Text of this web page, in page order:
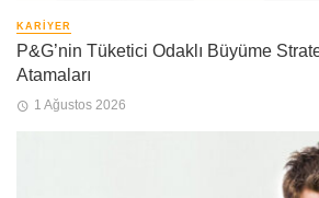
KARIYER
P&G’nin Tüketici Odaklı Büyüme
Atamaları
1 Ağustos 2026